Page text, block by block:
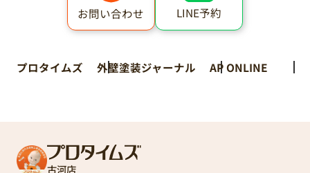
お問い合わせ LINE予約
プロタイムズ 外壁塗装ジャーナル AP ONLINE
古河店